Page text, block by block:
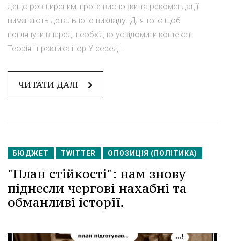
дещо розширеним, проте висновки та рекомендації
вимагають детального викладу. Для того щоб
поглянути вперед, необхідно усвідомити контекст.
Теорія і практика ігор У серед...
ЧИТАТИ ДАЛІ
БЮДЖЕТ TWITTER ОПОЗИЦІЯ (ПОЛІТИКА)
"План стійкості": нам знову
піднесли чергові нахабні та
обманливі історії.